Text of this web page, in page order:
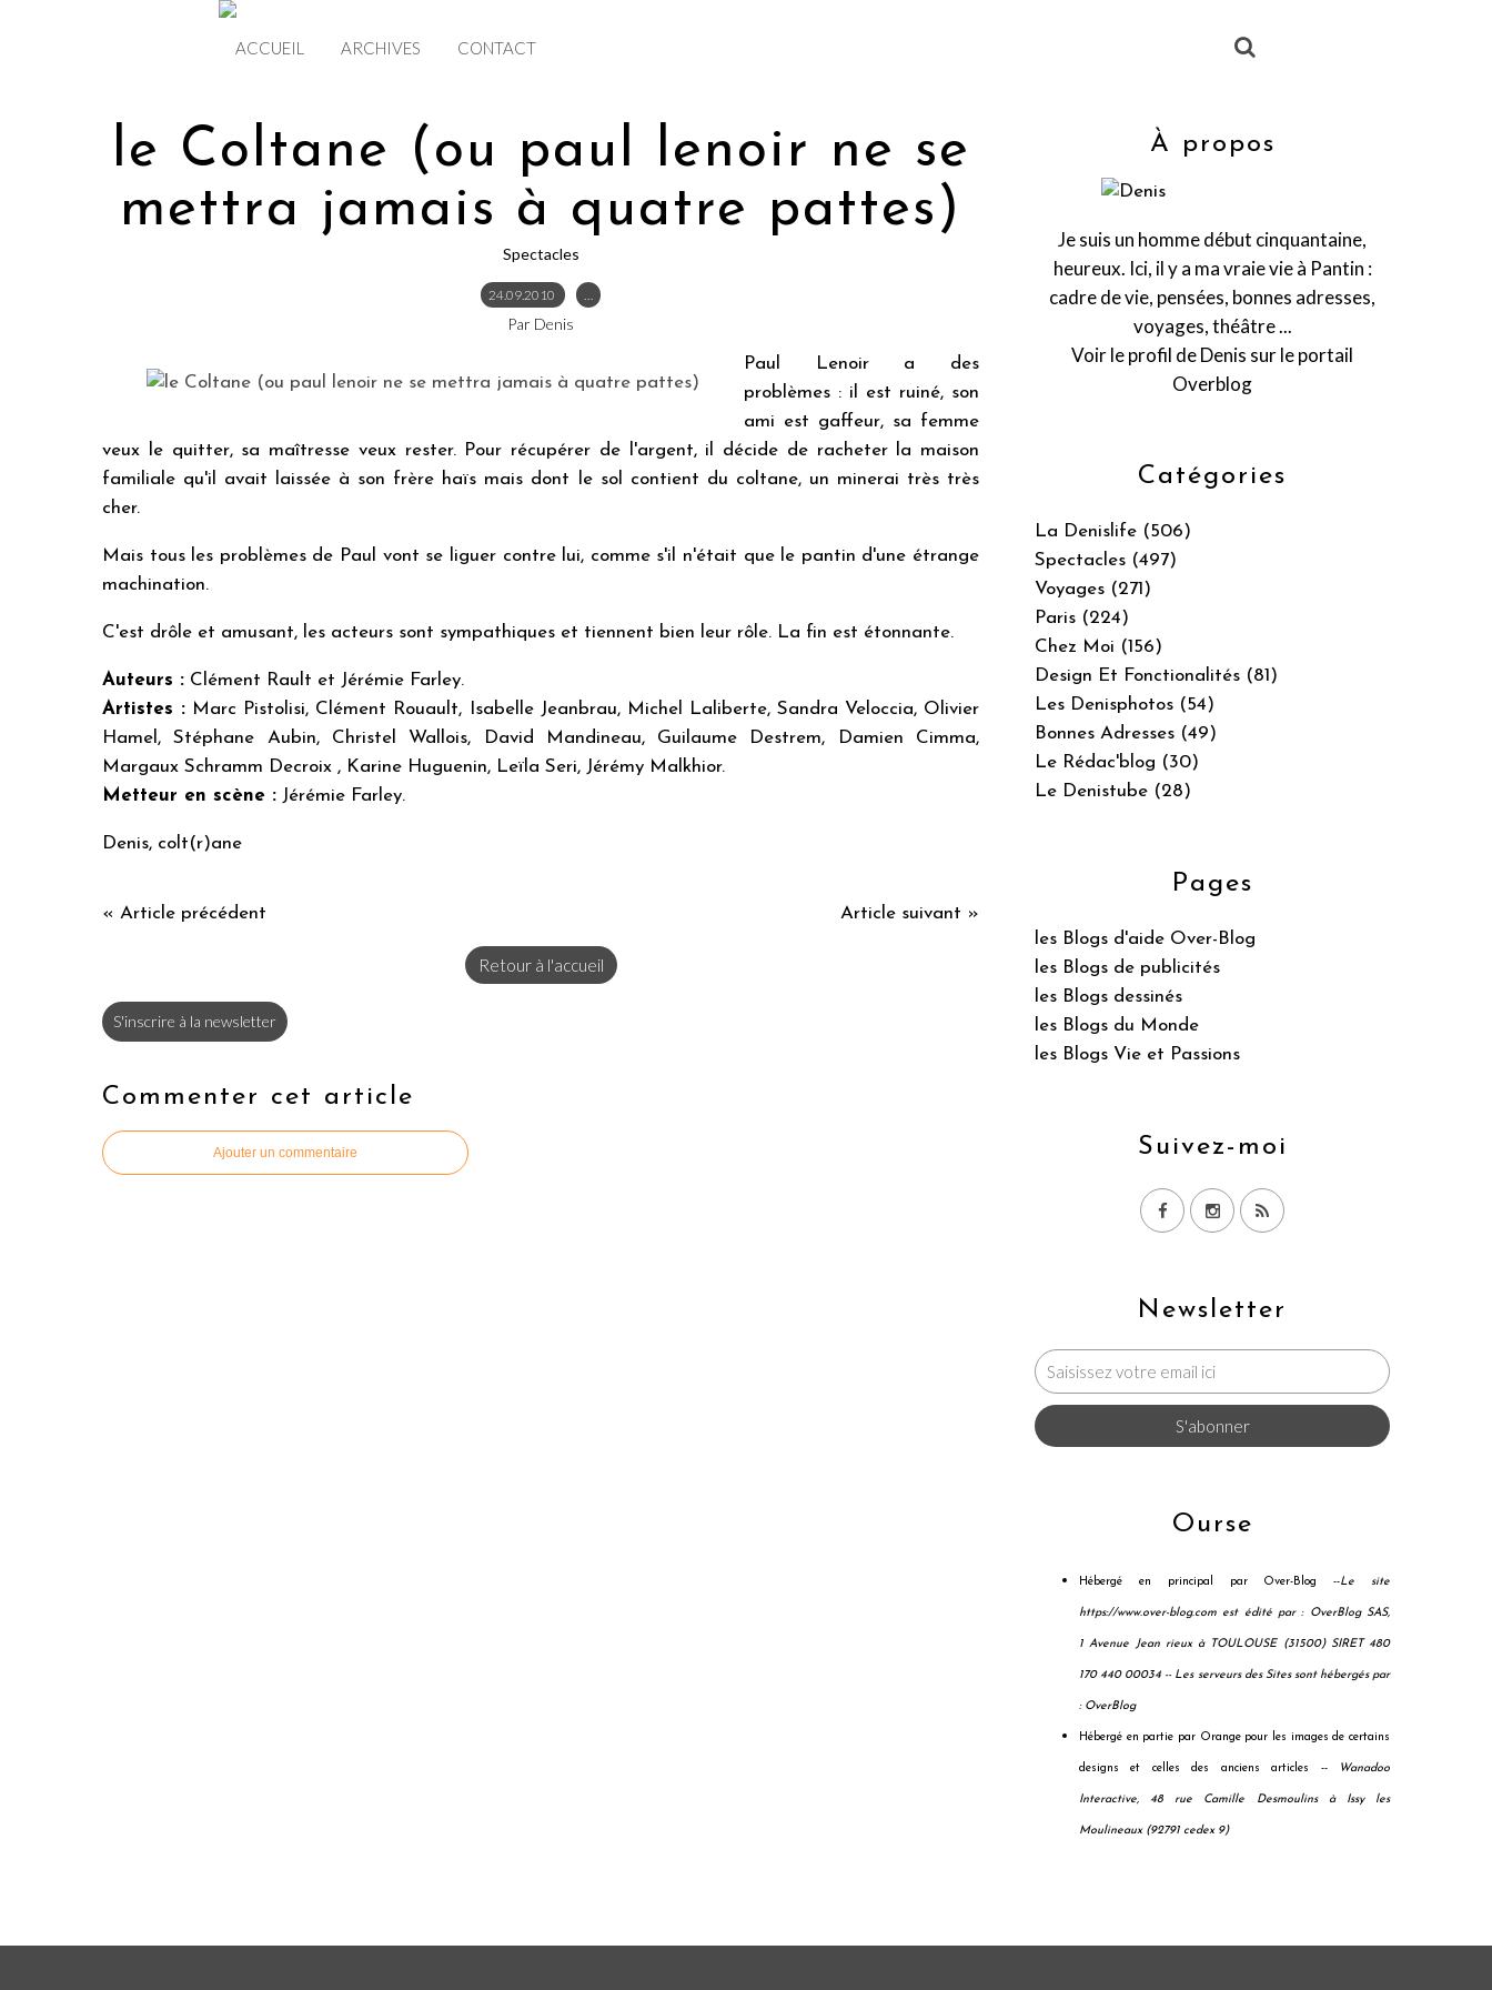
ACCUEIL ARCHIVES CONTACT
le Coltane (ou paul lenoir ne se
mettra jamais à quatre pattes)
Spectacles
24.09.2010 …
Par Denis
Paul Lenoir a des
problèmes : il est ruiné, son
ami est gaffeur, sa femme
veux le quitter, sa maîtresse veux rester. Pour récupérer de l'argent, il décide de racheter la maison
familiale qu'il avait laissée à son frère haïs mais dont le sol contient du coltane, un minerai très très
cher.
Mais tous les problèmes de Paul vont se liguer contre lui, comme s'il n'était que le pantin d'une étrange
machination.
C'est drôle et amusant, les acteurs sont sympathiques et tiennent bien leur rôle. La fin est étonnante.
Auteurs : Clément Rault et Jérémie Farley.
Artistes : Marc Pistolisi, Clément Rouault, Isabelle Jeanbrau, Michel Laliberte, Sandra Veloccia, Olivier
Hamel, Stéphane Aubin, Christel Wallois, David Mandineau, Guilaume Destrem, Damien Cimma,
Margaux Schramm Decroix , Karine Huguenin, Leïla Seri, Jérémy Malkhior.
Metteur en scène : Jérémie Farley.
Denis, colt(r)ane
« Article précédent Article suivant »
Retour à l'accueil
S'inscrire à la newsletter
Commenter cet article
Ajouter un commentaire
Newsletter
Catégories
La Denislife (506)
Spectacles (497)
Voyages (271)
Paris (224)
Chez Moi (156)
Design Et Fonctionalités (81)
Les Denisphotos (54)
Bonnes Adresses (49)
Le Rédac'blog (30)
Le Denistube (28)
Pages
les Blogs d'aide Over-Blog
les Blogs de publicités
les Blogs dessinés
les Blogs du Monde
les Blogs Vie et Passions
Suivez-moi
À propos
Je suis un homme début cinquantaine,
heureux. Ici, il y a ma vraie vie à Pantin :
cadre de vie, pensées, bonnes adresses,
voyages, théâtre ...
Voir le profil deDenis sur le portail
Overblog
Ourse
Hébergé en principal par Over-Blog --Le site
https://www.over-blog.com est édité par : OverBlog SAS,
1 Avenue Jean rieux à TOULOUSE (31500) SIRET 480
170 440 00034 -- Les serveurs des Sites sont hébergés par
: OverBlog
Hébergé en partie par Orange pour les images de certains
designs et celles des anciens articles -- Wanadoo
Interactive, 48 rue Camille Desmoulins à Issy les
Moulineaux (92791 cedex 9)